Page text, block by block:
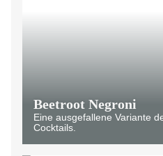
Beetroot Negroni
Eine ausgefallene Variante
Cocktails.